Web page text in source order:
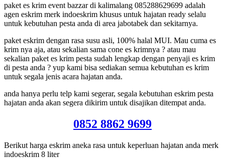
paket es krim event bazzar di kalimalang 085288629699 adalah
agen eskrim merk indoeskrim khusus untuk hajatan ready selalu
untuk kebutuhan pesta anda di area jabotabek dan sekitarnya.
paket eskrim dengan rasa susu asli, 100% halal MUI. Mau cuma es
krim nya aja, atau sekalian sama cone es krimnya ? atau mau
sekalian paket es krim pesta sudah lengkap dengan penyaji es krim
di pesta anda ? yup kami bisa sediakan semua kebutuhan es krim
untuk segala jenis acara hajatan anda.
anda hanya perlu telp kami segerar, segala kebutuhan eskrim pesta
hajatan anda akan segera dikirim untuk disajikan ditempat anda.
0852 8862 9699
Berikut harga eskrim aneka rasa untuk keperluan hajatan anda merk
indoeskrim 8 liter